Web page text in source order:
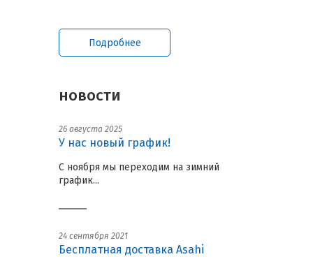
Подробнее
новости
26 августа 2025
У нас новый график!
С ноября мы переходим на зимний
график...
24 сентября 2021
Бесплатная доставка Asahi